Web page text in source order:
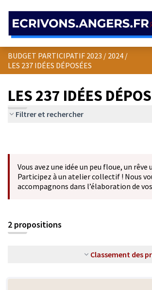
BUDGET PARTICIPATIF 2023 / 2024 /
LES 237 IDÉES DÉPOSÉES
LES 237 IDÉES
Filtrer et rechercher
Vous avez une idée un peu floue, un rêve
Participez à un atelier collectif ! Nous
accompagnons dans l’élaboration de
2 propositions
Classement des